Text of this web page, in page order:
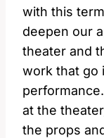
with this
deepen our
theater and
work that go
at the
the props